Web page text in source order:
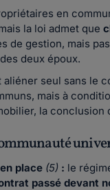
en
la loi admet que
de gestion, mais
deux époux.
aliéner seul sans le
mais à
la conclusion
place (5) : le
passé devant